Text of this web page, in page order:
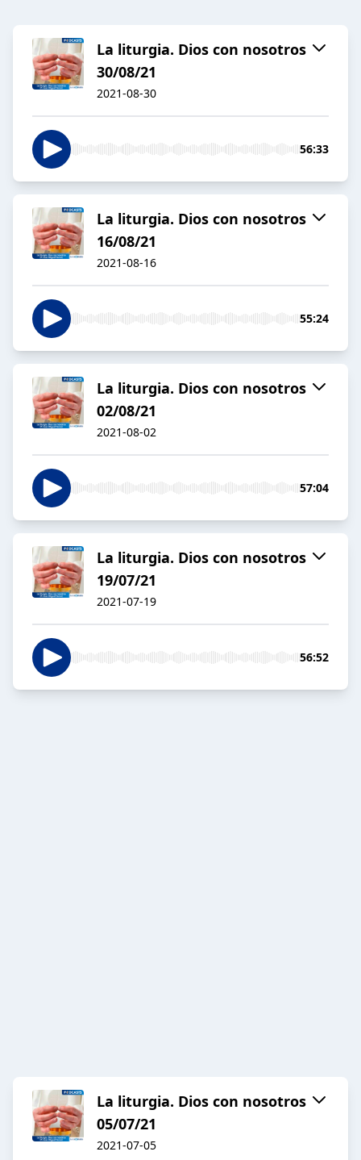
La liturgia. Dios con nosotros
30/08/21
2021-08-30
56:33
La liturgia. Dios con nosotros
16/08/21
2021-08-16
55:24
La liturgia. Dios con nosotros
02/08/21
2021-08-02
57:04
La liturgia. Dios con nosotros
19/07/21
2021-07-19
56:52
La liturgia. Dios con nosotros
05/07/21
2021-07-05